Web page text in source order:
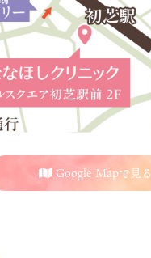
Google Mapで見る